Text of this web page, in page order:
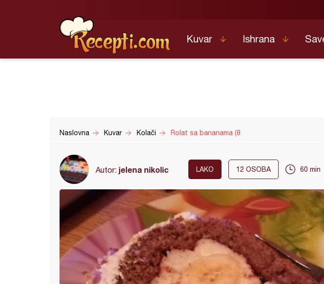
Kuvar Ishrana
Naslovna Kuvar Kolači Rolat sa bananama (8
Autor: jelena nikolic LAKO 12 OSOBA 60 min